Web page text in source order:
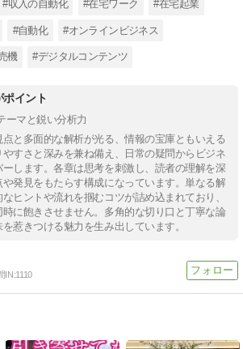
#収入の自動化 #在宅ワーク #在宅起業
#自動化 #オンラインビジネス
機 #デジタルコンテンツ
ポイント
ーマと鋭い分析力
と多面的な解析が光る、情報の宝庫ともいえる
すさと深みを兼ね備え、日常の疑問からビジネ
します。各章は思考を刺激し、読者の理解を深
発見をもたらす構成になっています。単なる解
ヒントや流れを掴むコツが詰め込まれており、
に飽きさせません。多角的な切り口と丁寧な論
惹きつける魅力を生み出しています。
IN:1110